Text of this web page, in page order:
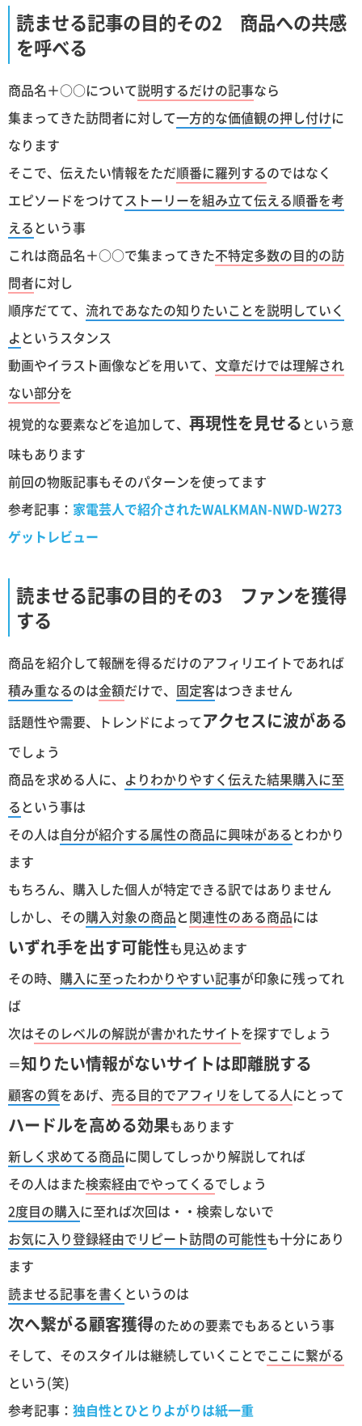
読ませる記事の目的その2 商品への共感
を呼べる
商品名＋○○について説明するだけの記事なら
集まってきた訪問者に対して一方的な価値観の押し付けに
なります
そこで、伝えたい情報をただ順番に羅列するのではなく
エピソードをつけてストーリーを組み立て伝える順番を考
えるという事
これは商品名＋○○で集まってきた不特定多数の目的の訪
問者に対し
順序だてて、 流れであなたの知りたいことを説明していく
よというスタンス
動画やイラスト画像などを用いて、 文章だけでは理解され
ない部分を
視覚的な要素などを追加して、 再現性を見せるという意
味もあります
前回の物販記事もそのパターンを使ってます
参考記事： 家電芸人で紹介されたWALKMAN-NWD-W273
ゲットレビュー
読ませる記事の目的その3 ファンを獲得
する
商品を紹介して報酬を得るだけのアフィリエイトであれば
積み重なるのは金額だけで、 固定客はつきません
話題性や需要、トレンドによってアクセスに波がある
でしょう
商品を求める人に、 よりわかりやすく伝えた結果購入に至
るという事は
その人は自分が紹介する属性の商品に興味があるとわかり
ます
もちろん、購入した個人が特定できる訳ではありません
しかし、その購入対象の商品と関連性のある商品には
いずれ手を出す可能性も見込めます
その時、 購入に至ったわかりやすい記事が印象に残ってれ
ば
次はそのレベルの解説が書かれたサイトを探すでしょう
＝知りたい情報がないサイトは即離脱する
顧客の質をあげ、 売る目的でアフィリをしてる人にとって
ハードルを高める効果もあります
新しく求めてる商品に関してしっかり解説してれば
その人はまた検索経由でやってくるでしょう
2度目の購入に至れば次回は・・検索しないで
お気に入り登録経由でリピート訪問の可能性も十分にあり
ます
読ませる記事を書く というのは
次へ繋がる顧客獲得のための要素でもあるという事
そして、そのスタイルは継続していくことでここに繋がる
という(笑)
参考記事： 独自性とひとりよがりは紙一重